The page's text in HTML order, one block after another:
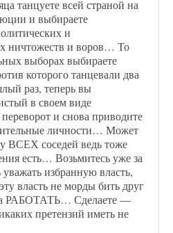
танцуете всей страной на
и выбираете
и
ничтожеств и воров… То
выборах выбираете
которого танцевали два
раз, теперь вы
в своем виде
и снова приводите
личности… Может
ВСЕХ соседей ведь тоже
есть… Возьмитесь уже за
избранную власть,
власть не морды бить друг
а РАБОТАТЬ… Сделаете —
претензий иметь не